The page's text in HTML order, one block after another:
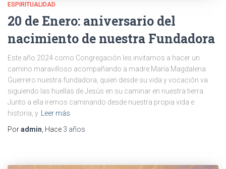
ESPIRITUALIDAD
20 de Enero: aniversario del
nacimiento de nuestra Fundadora
Este año 2024 como Congregación les invitamos a hacer un
camino maravilloso acompañando a madre María Magdalena
Guerrero nuestra fundadora, quien desde su vida y vocación va
siguiendo las huellas de Jesús en su caminar en nuestra tierra.
Junto a ella iremos caminando desde nuestra propia vida e
historia, y
Leer más
Poradmin , Hace 3 años